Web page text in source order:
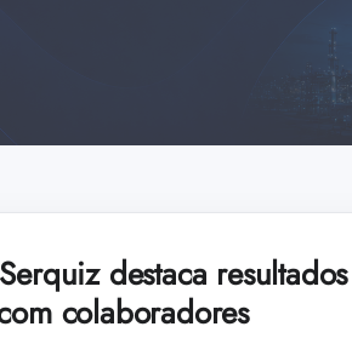
destaca
colaboradores